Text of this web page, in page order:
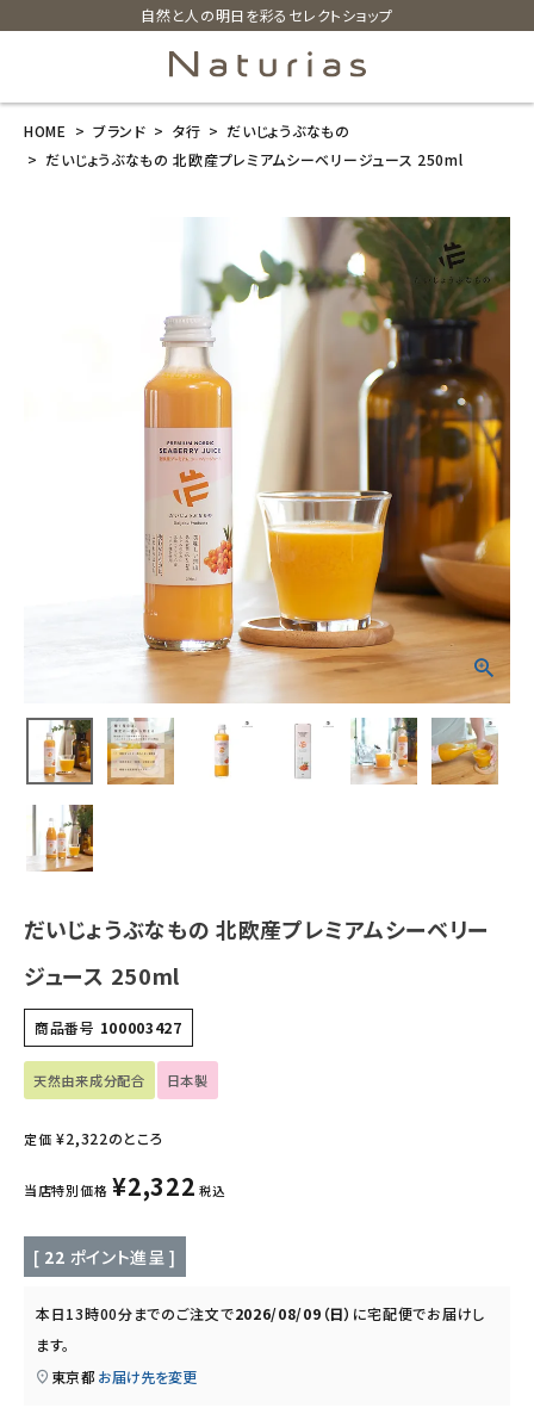
自然と人の明日を彩るセレクトショップ
search
カテゴリーから探す
美容・コスメ・香水
衛生用品
フェムケア
インナー・下着・ナイトウェア
キッズ・ベビー・マタニティ
キッチン用品
ブランド
定期購入
オリジナルブランド
HOME ブランド タ行
だいじょうぶなもの
だいじょうぶなもの 北欧産プレミアムシーベリージュース 250ml
だいじょうぶなもの 北欧産プレミアムシーベリー
ジュース 250ml
商品番号 100003427
天然由来成分配合 日本製
定価 ¥2,322のところ
当店特別価格 ¥2,322 税込
[ 22 ポイント進呈 ]
本日13時00分までのご注文で2026/08/09（日） に宅配便でお届けし
ます。
東京都 お届け先を変更